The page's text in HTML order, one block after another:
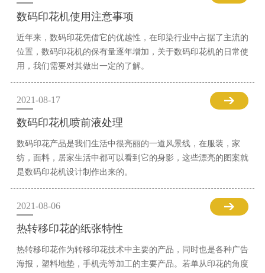
数码印花机使用注意事项
近年来，数码印花凭借它的优越性，在印染行业中占据了主流的
位置，数码印花机的保有量逐年增加，关于数码印花机的日常使
用，我们需要对其做出一定的了解。
2021-08-17
数码印花机喷前液处理
数码印花产品是我们生活中很亮丽的一道风景线，在服装，家
纺，面料，居家生活中都可以看到它的身影，这些漂亮的图案就
是数码印花机设计制作出来的。
2021-08-06
热转移印花的纸张特性
热转移印花作为转移印花技术中主要的产品，同时也是各种广告
海报，塑料地垫，手机壳等加工的主要产品。若单从印花的角度